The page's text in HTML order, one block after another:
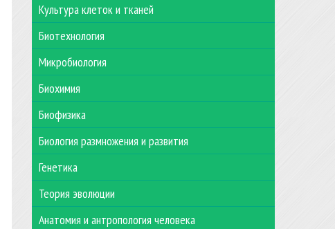
Культура клеток и тканей
Биотехнология
Микробиология
Биохимия
Биофизика
Биология размножения и развития
Генетика
Теория эволюции
Анатомия и антропология человека